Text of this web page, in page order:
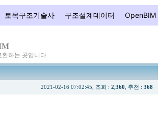
토목구조기술사 구조설계데이터 OpenBIM
하는 곳입니다.
2021-02-16 07:02:45, 조회 : 2,360 , 추천 : 368